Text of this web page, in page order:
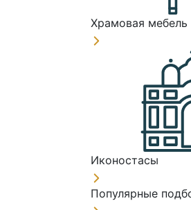
Храмовая мебель
Иконостасы
Популярные